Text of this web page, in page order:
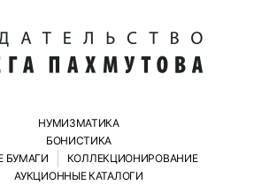
НУМИЗМАТИКА
БОНИСТИКА
БУМАГИ
КОЛЛЕКЦИОНИРОВАНИЕ
АУКЦИОННЫЕ КАТАЛОГИ